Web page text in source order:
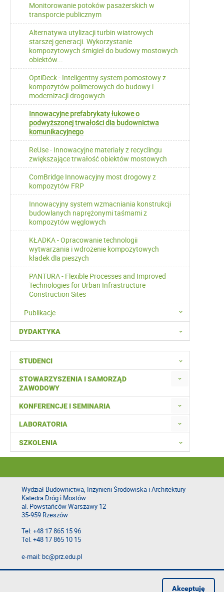
Monitorowanie potoków pasażerskich w
transporcie publicznym
Alternatywa utylizacji turbin wiatrowych
starszej generacji. Wykorzystanie
kompozytowych śmigieł do budowy mostowych
obiektów...
OptiDeck - Inteligentny system pomostowy z
kompozytów polimerowych do budowy i
modernizacji drogowych...
Innowacyjne prefabrykaty łukowe o
podwyższonej trwałości dla budownictwa
komunikacyjnego
ReUse - Innowacyjne materiały z recyclingu
zwiększające trwałość obiektów mostowych
ComBridge Innowacyjny most drogowy z
kompozytów FRP
Innowacyjny system wzmacniania konstrukcji
budowlanych naprężonymi taśmami z
kompozytów węglowych
KŁADKA - Opracowanie technologii
wytwarzania i wdrożenie kompozytowych
kładek dla pieszych
PANTURA - Flexible Processes and Improved
Technologies for Urban Infrastructure
Construction Sites
Publikacje
DYDAKTYKA
STUDENCI
STOWARZYSZENIA I SAMORZĄD
ZAWODOWY
KONFERENCJE I SEMINARIA
LABORATORIA
SZKOLENIA
Wydział Budownictwa, Inżynierii Środowiska i Architektury
Katedra Dróg i Mostów
al. Powstańców Warszawy 12
35-959 Rzeszów
Tel: +48 17 865 15 96
Tel. +48 17 865 10 15
e-mail: bc@prz.edu.pl
Deklaracja dostępności
Akceptuję